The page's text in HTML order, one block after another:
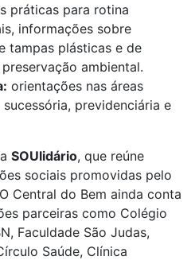
práticas para rotina
informações sobre
tampas plásticas e de
ambiental.
orientações nas áreas
previdenciária e
SOUlidário, que reúne
sociais promovidas pelo
Central do Bem ainda conta
parceiras como Colégio
Faculdade São Judas,
Saúde, Clínica